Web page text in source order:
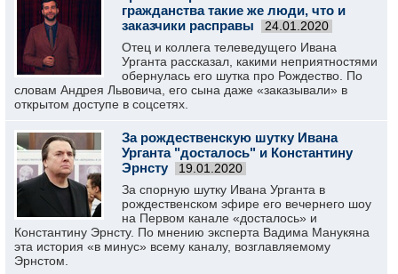
гражданства такие же люди, что и
заказчики расправы
24.01.2020
Отец и коллега телеведущего Ивана
Урганта рассказал, какими неприятностями
обернулась его шутка про Рождество. По
словам Андрея Львовича, его сына даже «заказывали» в
открытом доступе в соцсетях.
За рождественскую шутку Ивана
Урганта "досталось" и Константину
Эрнсту
19.01.2020
За спорную шутку Ивана Урганта в
рождественском эфире его вечернего шоу
на Первом канале «досталось» и
Константину Эрнсту. По мнению эксперта Вадима Манукяна
эта история «в минус» всему каналу, возглавляемому
Эрнстом.